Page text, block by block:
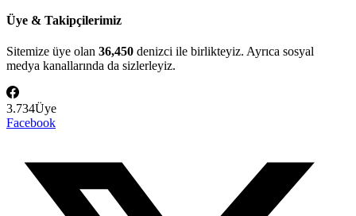
Üye & Takipçilerimiz
Sitemize üye olan 36,450 denizci ile birlikteyiz. Ayrıca sosyal
medya kanallarında da sizlerleyiz.
3.734Üye
Facebook